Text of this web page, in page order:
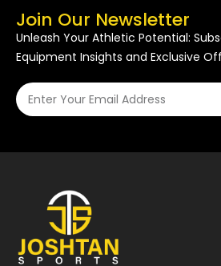
Join Our Newsletter
Unleash Your Athletic Potential:
Equipment Insights and Exclusive